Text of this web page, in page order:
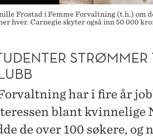
Frostad i Femme Forvaltning (t.h.) om
hver. Carnegie skyter også inn 50 000
har i fire år
blant kvinnelige
de over 100 søkere,